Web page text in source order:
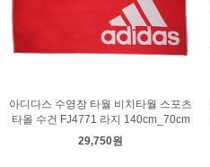
아디다스 수영장 타월 비치타월 스포츠
타올 수건 FJ4771 라지 140cm_70cm
29,750원